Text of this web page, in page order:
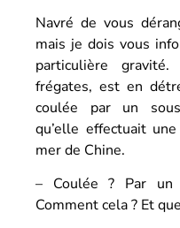
Navré de vous
mais je dois vous
particulière
frégates, est en
coulée par un
qu’elle effectuait
mer de Chine.
– Coulée ? Par un
Comment cela ? Et